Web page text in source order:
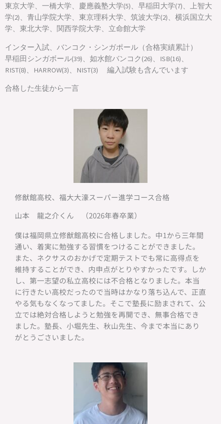
東京大学、一橋大学、慶應義塾大学(5)、早稲田大学(7)、上智大
学(2)、青山学院大学、東京理科大学、筑波大学(2)、横浜国立大
学、東北大学、関西学院大学、立命館大学
インター入試、バンコク・シンガポール（合格実績累計）
早稲田シンガボール(39)、如水館バンコク(26)、ISB(16)、
RIST(8)、HARROW(3)、NIST(3) 編入試験も含んでいます
合格した生徒から一言
修猷館高校、福大大濠スーパー進学コース合格
山本 龍之介くん （2026年春卒業）
僕は福岡県立修猷館高校に合格しました。中1から三年間
通い、着実に勉強する習慣をつけることができました。
また、ネクサスのおかげで定期テストでも常に高得点を
維持することができ、内申点がとりやすかったです。しか
し、第一志望の私立高校には不合格となりました。本当
に行きたい高校だったので当時はかなり落ち込んで、正直
やる気もなくなってました。そこで塾長に励まされて、公
立では絶対合格しようと勉強を再開でき、無事合格でき
ました。塾長、小堀先生、秋山先生、今まで本当にあり
がとうごさいました。